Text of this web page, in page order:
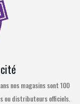
nos magasins sont 100
ou distributeurs officiels.